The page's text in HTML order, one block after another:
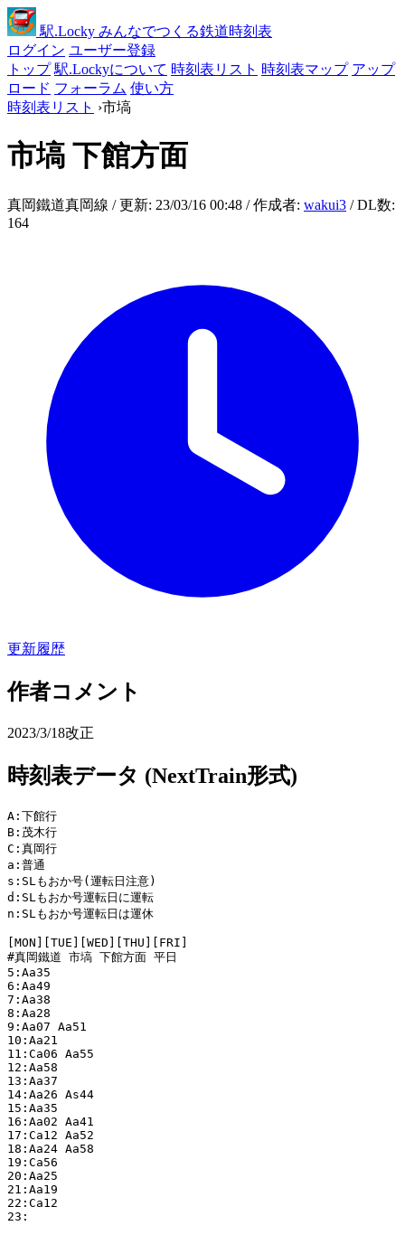
駅.Locky みんなでつくる鉄道時刻表
ログイン ユーザー登録
トップ 駅.Lockyについて 時刻表リスト 時刻表マップ アップ
ロード フォーラム 使い方
時刻表リスト ›市塙
市塙 下館方面
真岡鐵道真岡線 / 更新: 23/03/16 00:48 / 作成者: wakui3 / DL数:
164
更新履歴
作者コメント
2023/3/18改正
時刻表データ (NextTrain形式)
A:下館行
B:茂木行
C:真岡行
a:普通
s:SLもおか号(運転日注意)
d:SLもおか号運転日に運転
n:SLもおか号運転日は運休
[MON][TUE][WED][THU][FRI]
#真岡鐵道 市塙 下館方面 平日
5:Aa35
6:Aa49
7:Aa38
8:Aa28
9:Aa07 Aa51
10:Aa21
11:Ca06 Aa55
12:Aa58
13:Aa37
14:Aa26 As44
15:Aa35
16:Aa02 Aa41
17:Ca12 Aa52
18:Aa24 Aa58
19:Ca56
20:Aa25
21:Aa19
22:Ca12
23: